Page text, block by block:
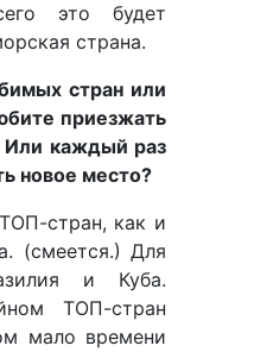
это будет
страна.
стран или
приезжать
Или каждый раз
новое место?
стран, как и
(смеется.) Для
и Куба.
ТОП-стран
мало времени